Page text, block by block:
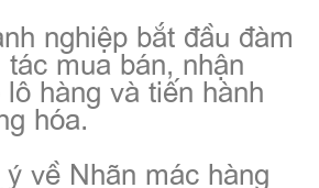
nghiệp bắt đầu đàm
mua bán, nhận
hàng và tiến hành
hóa.
về Nhãn mác hàng